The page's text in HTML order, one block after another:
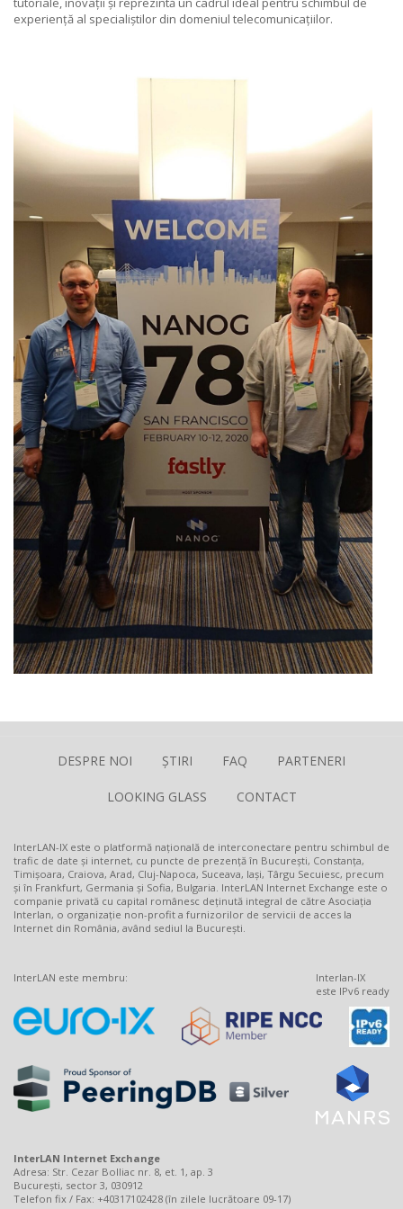
experiență al specialiștilor din domeniul telecomunicațiilor.
DESPRE NOI ȘTIRI FAQ PARTENERI
LOOKING GLASS CONTACT
InterLAN-IX este o platformă națională de interconectare pentru schimbul de
trafic de date și internet, cu puncte de prezență în București, Constanța,
Timișoara, Craiova, Arad, Cluj-Napoca, Suceava, Iași, Târgu Secuiesc, precum
și în Frankfurt, Germania și Sofia, Bulgaria. InterLAN Internet Exchange este o
companie privată cu capital românesc deținută integral de către Asociația
Interlan, o organizație non-profit a furnizorilor de servicii de acces la
Internet din România, având sediul la București.
InterLAN este membru:
Interlan-IX
este IPv6 ready
InterLAN Internet Exchange
Adresa: Str. Cezar Bolliac nr. 8, et. 1, ap. 3
București, sector 3, 030912
Telefon fix / Fax: +40317102428 (în zilele lucrătoare 09-17)